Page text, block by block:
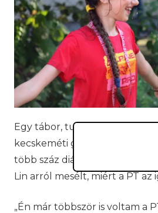
Egy tábor, tucatnyi témával. A
kecskeméti
több száz diák nyarát
Lin arról mesélt, miért a PT az
„Én már többször is voltam a